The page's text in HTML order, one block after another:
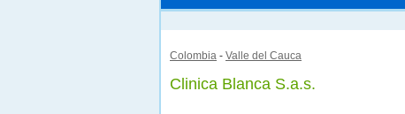
Colombia - Valle del Cauca
Clinica Blanca S.a.s.